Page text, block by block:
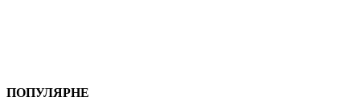
ПОПУЛЯРНЕ